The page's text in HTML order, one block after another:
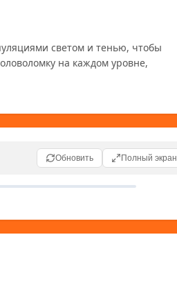
на каждом уровне,
Обновить Полный экран